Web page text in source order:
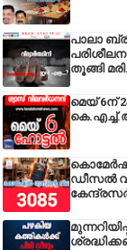
പാലാ
തൂങ്ങി
മെയ് 6ന്
ഡീസല്‍